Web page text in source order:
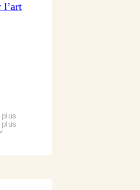
l’art
plus
plus